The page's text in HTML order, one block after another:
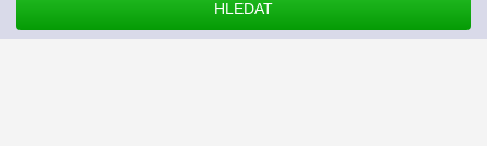
HLEDAT